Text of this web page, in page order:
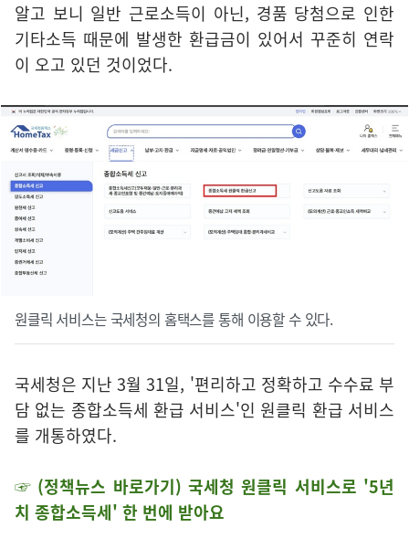
알고 보니 일반 근로소득이 아닌, 경품 당첨으로 인한
기타소득 때문에 발생한 환급금이 있어서 꾸준히 연락
이 오고 있던 것이었다.
원클릭 서비스는 국세청의 홈택스를 통해 이용할 수 있다.
국세청은 지난 3월 31일, '편리하고 정확하고 수수료 부
담 없는 종합소득세 환급 서비스'인 원클릭 환급 서비스
를 개통하였다.
☞ (정책뉴스 바로가기) 국세청 원클릭 서비스로 '5년
치 종합소득세' 한 번에 받아요